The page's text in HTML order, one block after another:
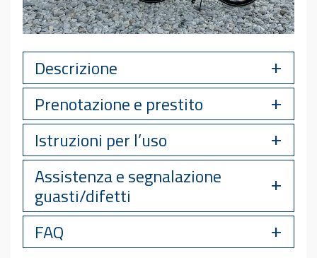
Descrizione
Prenotazione e prestito
Istruzioni per l’uso
Assistenza e segnalazione
guasti/difetti
FAQ